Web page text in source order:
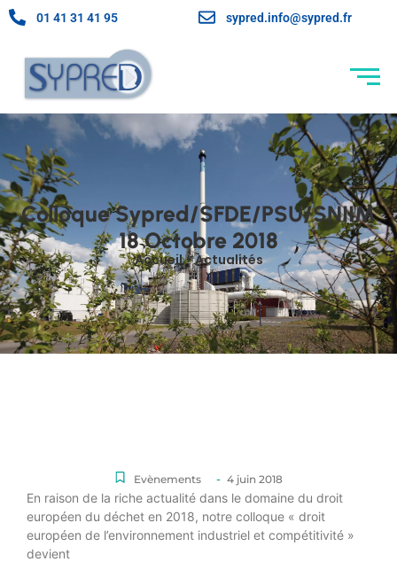
01 41 31 41 95 sypred.info@sypred.fr
Colloque Sypred/SFDE/PSU/SNIIM
18 Octobre 2018
Accueil > Actualités
Evènements - 4 juin 2018
En raison de la riche actualité dans le domaine du droit
européen du déchet en 2018, notre colloque « droit
européen de l’environnement industriel et compétitivité »
devient